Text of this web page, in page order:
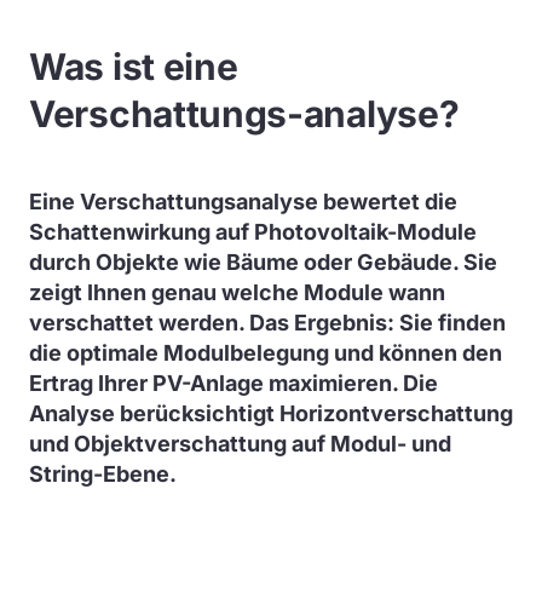
Was ist eine
Verschattungs-analyse?
Eine Verschattungsanalyse bewertet die
Schattenwirkung auf Photovoltaik-Module
durch Objekte wie Bäume oder Gebäude. Sie
zeigt Ihnen genau welche Module wann
verschattet werden. Das Ergebnis: Sie finden
die optimale Modulbelegung und können den
Ertrag Ihrer PV-Anlage maximieren. Die
Analyse berücksichtigt Horizontverschattung
und Objektverschattung auf Modul- und
String-Ebene.